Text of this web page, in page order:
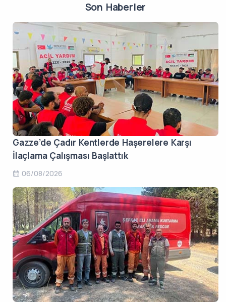
Son Haberler
Gazze’de Çadır Kentlerde Haşerelere Karşı
İlaçlama Çalışması Başlattık
06/08/2026